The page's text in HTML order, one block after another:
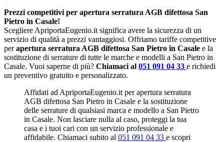
Prezzi competitivi per apertura serratura AGB difettosa San
Pietro in Casale!
Scegliere ApriportaEugenio.it significa avere la sicurezza di un
servizio di qualità a prezzi vantaggiosi. Offriamo tariffe competitive
perapertura serratura AGB difettosa San Pietro in Casale e la
sostituzione di serrature di tutte le marche e modelli a San Pietro in
Casale. Vuoi saperne di più? Chiamaci al 051 091 04 33 e richiedi
un preventivo gratuito e personalizzato.
Affidati ad ApriportaEugenio.it per apertura serratura
AGB difettosa San Pietro in Casale e la sostituzione
delle serrature di qualsiasi marca e modello a San Pietro
in Casale. Non lasciare nulla al caso, proteggi la tua
casa e i tuoi cari con un servizio professionale e
affidabile. Chiamaci subito al 051 091 04 33 e scopri